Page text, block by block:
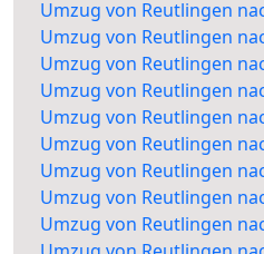
Umzug von Reutlingen
Umzug von Reutlingen
Umzug von Reutlingen
Umzug von Reutlingen
Umzug von Reutlingen
Umzug von Reutlingen
Umzug von Reutlingen
Umzug von Reutlingen
Umzug von Reutlingen